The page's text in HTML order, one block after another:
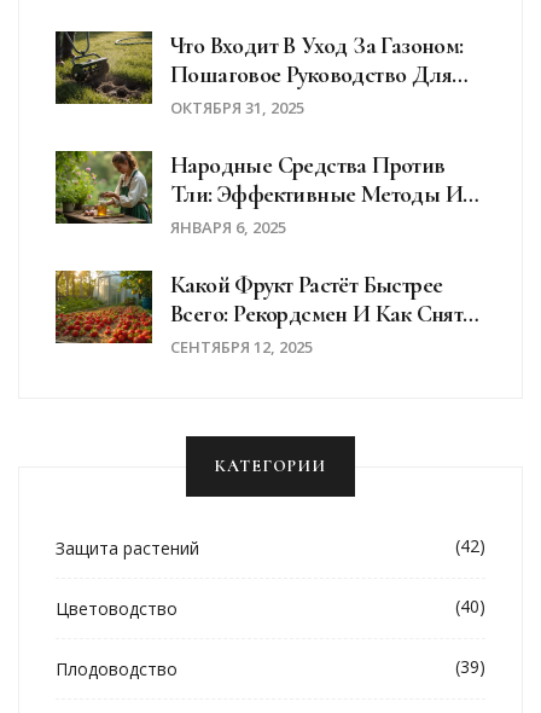
Что Входит В Уход За Газоном:
Пошаговое Руководство Для
Идеального Покрытия
ОКТЯБРЯ 31, 2025
Народные Средства Против
Тли: Эффективные Методы И
Советы
ЯНВАРЯ 6, 2025
Какой Фрукт Растёт Быстрее
Всего: Рекордсмен И Как Снять
Урожай За 60 Дней
СЕНТЯБРЯ 12, 2025
КАТЕГОРИИ
Защита растений (42)
Цветоводство (40)
Плодоводство (39)